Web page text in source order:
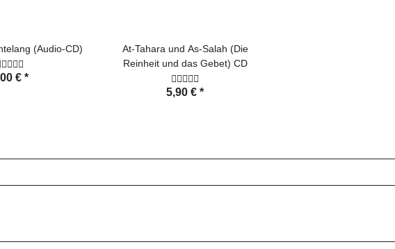
(Audio-CD)
€ *
At-Tahara und As-Salah (Die
Reinheit und das Gebet) CD
5,90 € *